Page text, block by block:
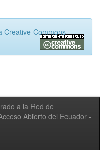
Creative Commons
a la Red de
Abierto del Ecuador -